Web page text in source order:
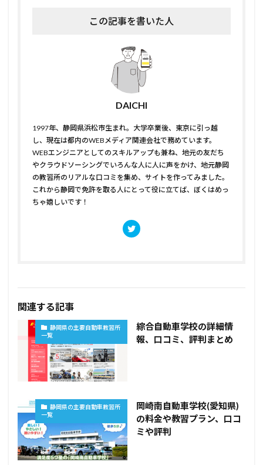
この記事を書いた人
DAICHI
1997年、静岡県浜松市生まれ。大学卒業後、東京に引っ越
し、現在は都内のWEBメディア関連会社で務めています。
WEBエンジニアとしてのスキルアップも兼ね、地元の友だち
やクラウドソーシングでいろんな人に人に声をかけ、地元静岡
の教習所のリアルな口コミを集め、サイトを作ってみました。
これから静岡で免許を取る人にとって役に立てば、ぼくはめっ
ちゃ嬉しいです！
関連する記事
静岡県の主要自動車教習所
一覧
綜合自動車学校の詳細情
報、口コミ、評判まとめ
静岡県の主要自動車教習所
一覧
岡崎南自動車学校(愛知県)
の料金や教習プラン、口コ
ミや評判